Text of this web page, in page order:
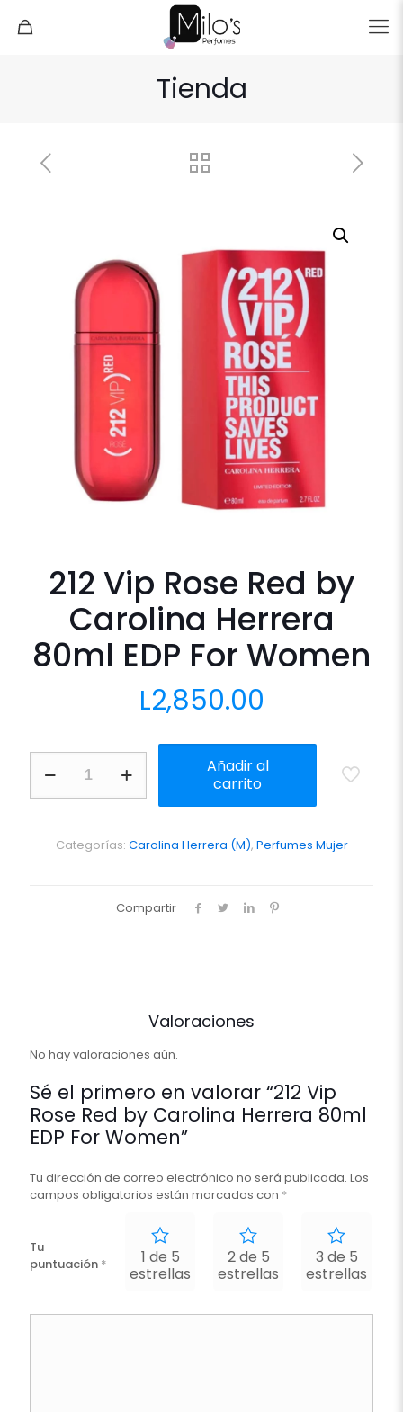
Tienda
212 Vip Rose Red by
Carolina Herrera
80ml EDP For Women
L2,850.00
Vip
Rose
Carolina
Añadir al
carrito
Categorías: Carolina Herrera (M), Perfumes Mujer
Compartir
Valoraciones
No hay valoraciones aún.
Sé el primero en valorar “212 Vip
Rose Red by Carolina Herrera 80ml
EDP For Women”
Tu dirección de correo electrónico no será publicada. Los
campos obligatorios están marcados con *
Tu
puntuación *
1 de 5
estrellas
2 de 5
estrellas
3 de 5
estrellas